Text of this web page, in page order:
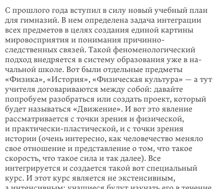
С прошлого года вступил в силу новый учебный план
для гимназий. В нем определена задача интеграции
всех предметов в целях создания единой кар­тины
мировосприятия и понимания причинно-
следственных связей. Такой феномено­логиче­ский
подход внедряется в систему образования уже в на­
чаль­ной школе. Вот были отдельные предметы
«Физика», «История», «Физи­ческая культура» — а тут
учителя договариваются между собой: давайте
попробуем разобраться или создать проект, который
будет называться «Движение». И вот это явление
рассматривается с точки зрения и физической,
и практически-пластической, и с точки зрения
истории (очень интересно, как человечество меняло
свое отношение и представление о том, что такое
скорость, что такое сила и так далее). Все
интегрируется и создается такой вот специаль­ный
курс. И этот курс является не экстенсивным,